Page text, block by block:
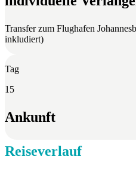
Transfer zum Flughafen
inkludiert)
Tag
15
Ankunft
Reiseverlauf